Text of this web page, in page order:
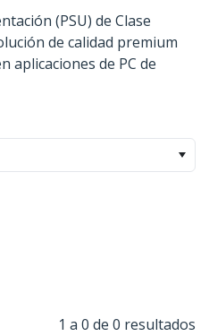
(PSU) de Clase
de calidad premium
aplicaciones de PC de
1 a 0 de 0 resultados